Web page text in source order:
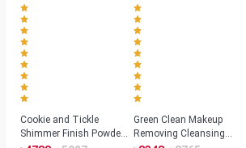
Cookie and Tickle
Shimmer Finish Powder
Green Clean Makeup
Removing Cleansing